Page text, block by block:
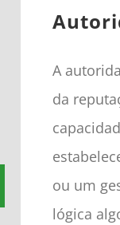
A
da
ou um
lógica